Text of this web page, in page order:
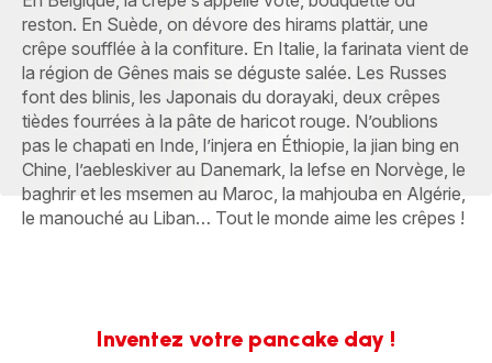
reston. En Suède, on dévore des hirams plattär, une
crêpe soufflée à la confiture. En Italie, la farinata vient de
la région de Gênes mais se déguste salée. Les Russes
font des blinis, les Japonais du dorayaki, deux crêpes
tièdes fourrées à la pâte de haricot rouge. N’oublions
pas le chapati en Inde, l’injera en Éthiopie, la jian bing en
Chine, l’aebleskiver au Danemark, la lefse en Norvège, le
baghrir et les msemen au Maroc, la mahjouba en Algérie,
le manouché au Liban… Tout le monde aime les crêpes !
Inventez votre pancake day !